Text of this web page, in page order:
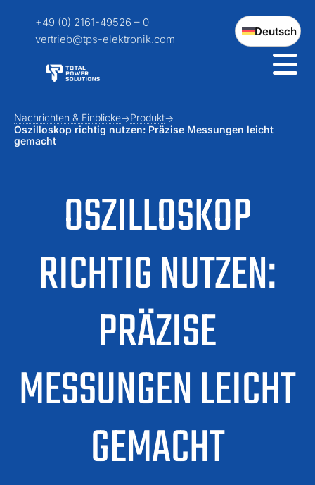
+49 (0) 2161-49526 – 0
vertrieb@tps-elektronik.com
Deutsch
OSZILLOSKOP
RICHTIG NUTZEN:
PRÄZISE
MESSUNGEN LEICHT
GEMACHT
Nachrichten & Einblicke
Produkt
Oszilloskop richtig nutzen: Präzise Messungen leicht
gemacht